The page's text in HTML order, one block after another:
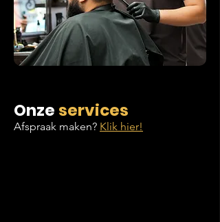
Onze services
Afspraak maken? Klik hier!